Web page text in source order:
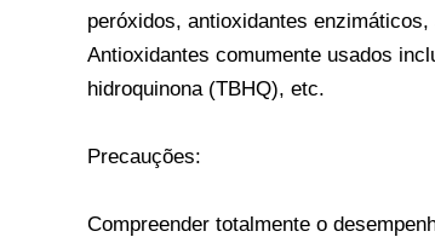
peróxidos, antioxidantes
Antioxidantes comumente usados
hidroquinona (TBHQ), etc.
Precauções:
Compreender totalmente o